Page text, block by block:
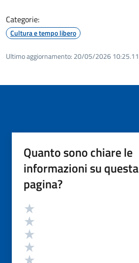
Categorie:
Cultura e tempo libero
Ultimo aggiornamento: 20/05/2026 10:25.11
Quanto sono chiare le
informazioni su questa
pagina?
Valutazione